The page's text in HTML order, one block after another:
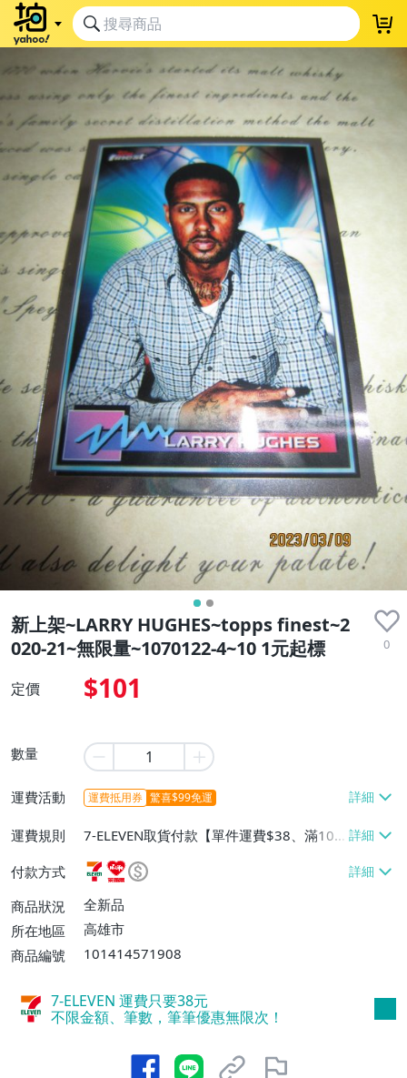
新上架~LARRY HUGHES~topps finest~2
020-21~無限量~1070122-4~10 1元起標
0
定價 $101
數量
運費活動 運費抵用券 驚喜$99免運
運費規則
7-ELEVEN取貨付款【單件運費$38、滿100
件或消費滿$1000000免運費】、7-ELEVEN
取貨不付款【單件運費$38】、萊爾富取貨
付款【單件運費$60、滿50件或消費滿$30
0000免運費】、郵局掛號【單件運費$50、
付款方式
商品狀況
全新品
所在地區
高雄市
商品編號
101414571908
7-ELEVEN 運費只要38元
不限金額、筆數，筆筆優惠無限次！